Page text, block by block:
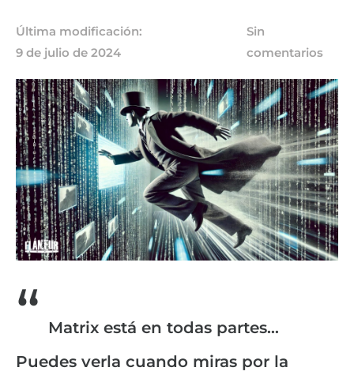
Última modificación:
9 de julio de 2024
Sin
comentarios
“
Matrix está en todas partes…
Puedes verla cuando miras por la